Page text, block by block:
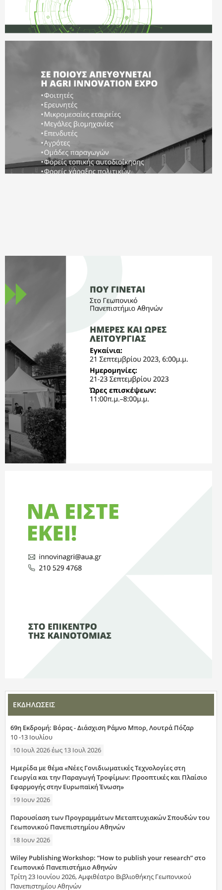
ΕΚΔΗΛΩΣΕΙΣ
69η Εκδρομή: Βόρας - Διάσχιση Ράμνο Μπορ, Λουτρά Πόζαρ
10 -13 Ιουλίου
10 Ιουλ 2026έως 13 Ιουλ 2026
Ημερίδα με θέμα «Νέες Γονιδιωματικές Τεχνολογίες στη
Γεωργία και την Παραγωγή Τροφίμων: Προοπτικές και Πλαίσιο
Εφαρμογής στην Ευρωπαϊκή Ένωση»
19 Ιουν 2026
Παρουσίαση των Προγραμμάτων Μεταπτυχιακών Σπουδών του
Γεωπονικού Πανεπιστημίου Αθηνών
18 Ιουν 2026
Wiley Publishing Workshop: “How to publish your research” στο
Γεωπονικό Πανεπιστήμιο Αθηνών
Τρίτη 23 Ιουνίου 2026, Αμφιθέατρο Βιβλιοθήκης Γεωπονικού
Πανεπιστημίου Αθηνών